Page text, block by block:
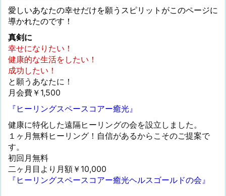
愛しいあなたの幸せだけを願うスピリットがこのページに
導かれたのです！
真剣に
幸せになりたい！
健康的な生活をしたい！
成功したい！
と願うあなたに！
月会費￥1,500
『ヒーリングスペースコアー癒光』
健康に特化した遠隔ヒーリングの会を設立しました。
１ヶ月無料ヒーリング！自信があるからこそのご提案で
す。
初回月無料
二ヶ月目より月額￥10,000
『ヒーリングスペースコアー癒光ヘルスゴールドの会』